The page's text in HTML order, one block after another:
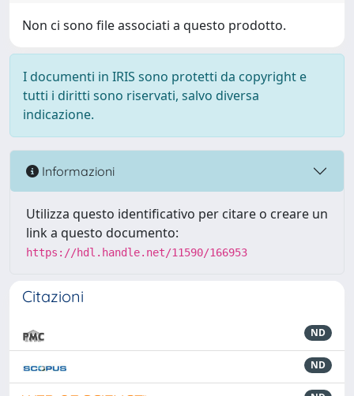
Non ci sono file associati a questo prodotto.
I documenti in IRIS sono protetti da copyright e
tutti i diritti sono riservati, salvo diversa
indicazione.
Informazioni
Utilizza questo identificativo per citare o creare un
link a questo documento:
https://hdl.handle.net/11590/166953
Citazioni
ND
ND